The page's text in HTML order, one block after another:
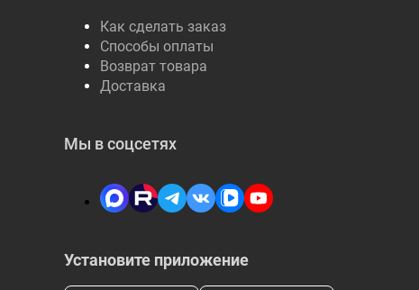
Как сделать заказ
Способы оплаты
Возврат товара
Доставка
Установите приложение
Мы в соцсетях